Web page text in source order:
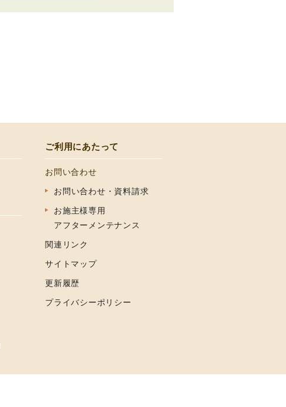
ご利用にあたって
お問い合わせ
お問い合わせ・資料請求
お施主様専用
アフターメンテナンス
関連リンク
サイトマップ
更新履歴
プライバシーポリシー